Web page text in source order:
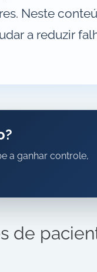
Neste
a reduzir
a ganhar controle,
de